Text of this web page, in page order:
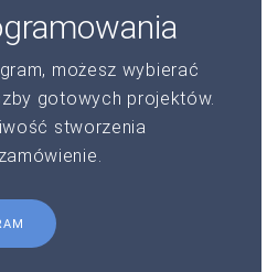
możesz wybierać
gotowych projektów.
stworzenia